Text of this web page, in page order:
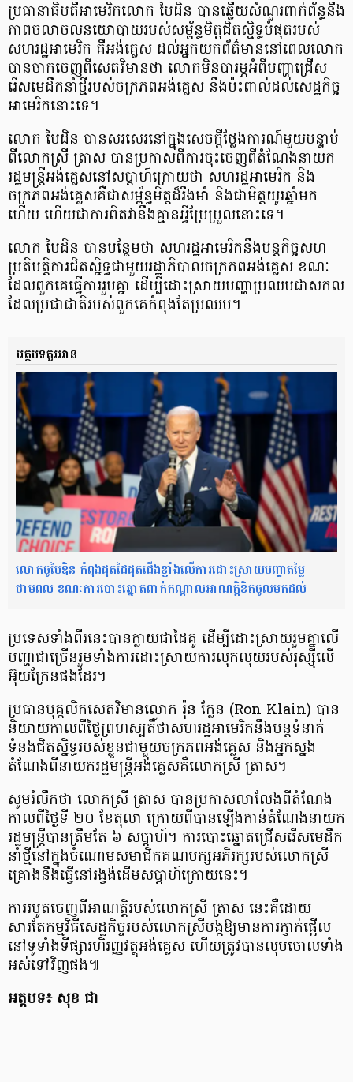
ប្រធានាធិបតីអាមេរិក​លោក បៃដិន ​បានឆ្លើយ​សំណួរ​​ពាក់​ព័ន្ធ​​នឹង​
ភាពចលាចលនយោបាយ​របស់​សម្ព័ន្ធមិត្ត​ជិតស្និទ្ធបំ​ផុត​របស់​
សហរដ្ឋអាមេរិក​ គឺអង់គ្លេស​ ដល់​អ្នកយកព័ត៌មាន​នៅពេល​លោក​
បាន​ចាកចេញពីសេតវិមានថា លោក​មិនបារម្ភអំពី​​បញ្ហាជ្រើស​
រើស​មេ​ដឹក​នាំ​ថ្មី​របស់​ចក្រភពអង់​គ្លេស នឹងប៉ះពាល់ដល់សេដ្ឋកិច្ច
អាមេរិកនោះទេ។​
លោក បៃដិន ​បានសរសេរនៅក្នុងសេចក្តីថ្លែងការណ៍មួយបន្ទាប់​
ពីលោកស្រី ត្រាស ​បានប្រកាសពីការចុះ​ចេញ​ពីតំណែង​នាយក
រដ្ឋមន្ត្រីអង់គ្លេស​នៅសប្ដាហ៍ក្រោយថា សហរដ្ឋអាមេរិក​ និង​
ចក្រភពអង់គ្លេស​គឺជាសម្ព័ន្ធមិត្តដ៏រឹងមាំ ​និងជាមិត្តយូរ​ឆ្នាំ​មក​
ហើយ​ ហើយជា​​ការពិតវា​​នឹង​គ្មាន​អ្វី​​ប្រែ​ប្រួល​នោះ​ទេ​។
លោក បៃដិន ​បាន​បន្ថែមថា សហរដ្ឋ​អាមេរិក​​នឹងបន្តកិច្ចសហ
ប្រតិបត្តិការជិតស្និទ្ធ​ជាមួយ​រដ្ឋាភិបាល​ចក្រភព​អង់គ្លេស ខណៈ​
ដែល​ពួកគេ​​ធ្វើការរួមគ្នា ​ដើម្បីដោះស្រាយបញ្ហាប្រឈម​ជាសកល​​
ដែលប្រជា​ជាតិ​របស់ពួកគេ​​​កំពុងតែ​​ប្រឈម​។​
អត្ថបទគួរអាន
លោកចូបៃឌិន កំពុងដុតដៃដុតជើងខ្លាំងលើការដោះស្រាយបញ្ហាតម្លៃ
ថាមពល ខណៈការបោះឆ្នោតពាក់កណ្ដាលអាណត្តិខិតចូលមកដល់
ប្រទេសទាំងពីរ​នេះ​បានក្លាយ​ជាដៃគូ​ ដើម្បី​ដោះស្រាយ​រួម​គ្នា​លើ
បញ្ហា​ជាច្រើន​រួមទាំង​ការដោះស្រាយ​ការលុកលុយ​របស់​រុស្ស៊ីលើ​
អ៊ុយក្រែន​ផងដែរ។​
ប្រធានបុគ្គលិកសេតវិមាន​​លោក រ៉ុន ក្លែន (Ron Klain)​ ​បាន​
និយាយកាលពីថ្ងៃព្រហស្បតិ៍​ថា​សហរដ្ឋអាមេរិក​នឹងបន្តទំនាក់
ទំនង​ជិតស្និទ្ធរបស់ខ្លួនជាមួយ​ចក្រភពអង់គ្លេស និងអ្នកស្នង
តំណែងពីនាយករដ្ឋមន្ត្រីអង់គ្លេសគឺ​លោកស្រី ត្រាស។​
សូមរំលឹក​ថា លោកស្រី ត្រាស បានប្រកាសលាលែងពីតំណែង
កាលពីថ្ងៃទី ២០ ខែតុលា ក្រោយ​ពី​​បាន​ឡើង​កាន់​តំណែង​នាយក
រដ្ឋ​មន្ត្រី​​បាន​​ត្រឹមតែ ៦ សប្តាហ៍។ ការបោះឆ្នោតជ្រើសរើស​​មេដឹក​
នាំ​ថ្មី​នៅ​ក្នុងចំណោម​សមាជិក​គណបក្ស​អភិរក្ស​របស់លោកស្រី​
គ្រោង​នឹង​ធ្វើ​នៅរង្វង់ដើម​​សប្តាហ៍​ក្រោយ​នេះ​។
ការរបូត​ចេញ​ពី​អាណត្តិ​របស់​លោកស្រី​ ត្រាស នេះ​គឺ​ដោយ​
សារតែ​កម្មវិធីសេដ្ឋកិច្ចរបស់លោក​ស្រី​​​បង្ក​​ឱ្យមាន​ការ​​ភ្ញាក់​ផ្អើល
នៅទូទាំង​​ទីផ្សារហិរញ្ញវត្ថុអង់គ្លេស​ ហើយ​ត្រូវបានលុប​ចោល​ទាំង
អស់ទៅវិញផង៕
អត្តបទ៖ សុខ ជា